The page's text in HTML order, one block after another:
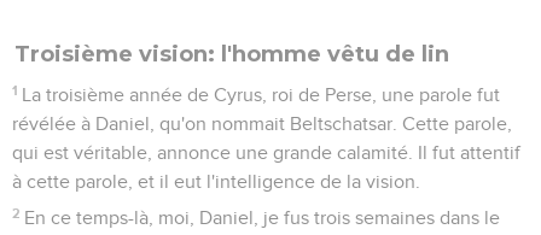
Troisième vision: l'homme vêtu de lin
1 La troisième année de Cyrus, roi de Perse, une parole fut
révélée à Daniel, qu'on nommait Beltschatsar. Cette parole,
qui est véritable, annonce une grande calamité. Il fut attentif
à cette parole, et il eut l'intelligence de la vision.
2 En ce temps-là, moi, Daniel, je fus trois semaines dans le